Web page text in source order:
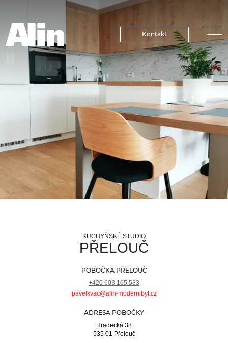
Kontakt
KUCHYŇSKÉ STUDIO
PŘELOUČ
POBOČKA PŘELOUČ
+420 603 165 583
pavelkvac@alin-modernibyt.cz
ADRESA POBOČKY
Hradecká 38
535 01 Přelouč